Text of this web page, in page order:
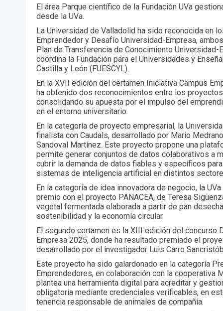
El área Parque científico de la Fundación UVa
desde la UVa.
La Universidad de Valladolid ha sido reconocida en
Emprendedor y Desafío Universidad-Empresa,
Plan de Transferencia de Conocimiento Universidad-
coordina la Fundación para el Universidades y
Castilla y León (FUESCYL).
En la XVII edición del certamen Iniciativa Campus
ha obtenido dos reconocimientos entre los
consolidando su apuesta por el impulso del
en el entorno universitario.
En la categoría de proyecto empresarial, la
finalista con Caudals, desarrollado por Mario
Sandoval Martínez. Este proyecto propone una
permite generar conjuntos de datos colaborativos a
cubrir la demanda de datos fiables y específicos
sistemas de inteligencia artificial en distintos
En la categoría de idea innovadora de negocio, la
premio con el proyecto PANACEA, de Teresa
vegetal fermentada elaborada a partir de pan
sostenibilidad y la economía circular.
El segundo certamen es la XIII edición del concurso
Empresa 2025, donde ha resultado premiado el
desarrollado por el investigador Luis Carro
Este proyecto ha sido galardonado en la categoría
Emprendedores, en colaboración con la cooperativa
plantea una herramienta digital para acreditar y
obligatoria mediante credenciales verificables, en
tenencia responsable de animales de compañía.